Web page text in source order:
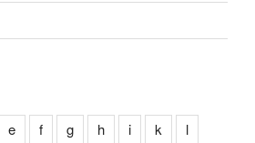
e f g h i k
l